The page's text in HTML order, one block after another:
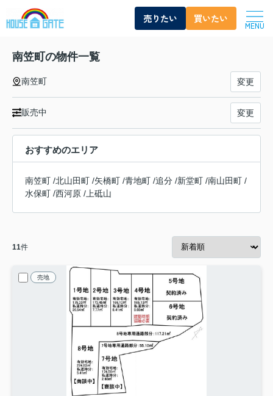
売りたい 買いたい
MENU
南笠町の物件一覧
南笠町 変更
販売中 変更
おすすめのエリア
南笠町 /北山田町 /矢橋町 /青地町 /追分 /新堂町 /南山田町 /
水保町 /西河原 / 上砥山
11件
売地